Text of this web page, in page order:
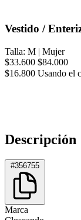
Vestido /
Talla: M | Mujer
$33.600 $84.000
$16.800 Usando el
Descripción
#356755
Marca